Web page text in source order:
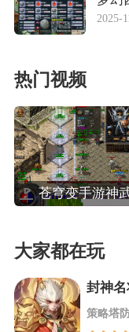
2025-
热门视频
大家都在玩
封神
策略塔